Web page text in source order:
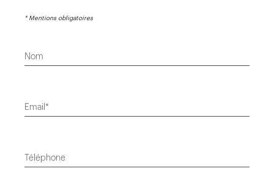
* Mentions obligatoires
Nom
Email*
Téléphone